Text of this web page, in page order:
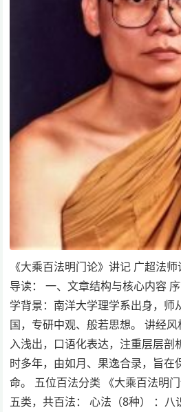
《大乘百法明门论》讲记 广超法
导读： 一、文章结构与核心内容
学背景：南洋大学理学系出身，师
国，专研中观、般若思想。 讲经
入浅出，口语化表达，注重层层剖
时多年，由如月、果逸合录，旨在
命。 五位百法分类 《大乘百法明
五类，共百法： 心法（8种） ：八